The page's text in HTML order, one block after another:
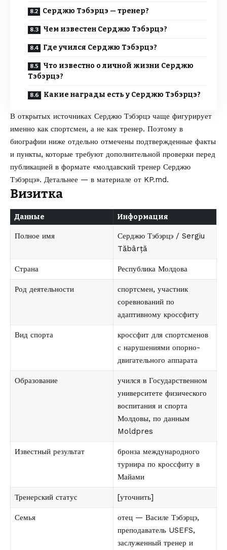
Серджю Тэбэрцэ — тренер?
Чем известен Серджю Тэбэрцэ?
Где учился Серджю Тэбэрцэ?
Что известно о личной жизни Серджю
Тэбэрцэ?
Какие награды есть у Серджю Тэбэрцэ?
В открытых источниках Серджю Тэбэрцэ чаще фигурирует
именно как спортсмен, а не как тренер. Поэтому в
биографии ниже отдельно отмечены подтвержденные факты
и пункты, которые требуют дополнительной проверки перед
публикацией в формате «молдавский тренер Серджю
Тэбэрцэ». Детальнее — в материале от KP.md.
Визитка
Данные Информация
Полное имя
Серджю Тэбэрцэ / Sergiu
Tăbârță
Страна Республика Молдова
Род деятельности
спортсмен, участник
соревнований по
адаптивному кроссфиту
Вид спорта
кроссфит для спортсменов
с нарушениями опорно-
двигательного аппарата
Образование
учился в Государственном
университете физического
воспитания и спорта
Молдовы, по данным
Moldpres
Известный результат
бронза международного
турнира по кроссфиту в
Майами
Тренерский статус [уточнить]
Семья
отец — Василе Тэбэрцэ,
преподаватель USEFS,
заслуженный тренер и